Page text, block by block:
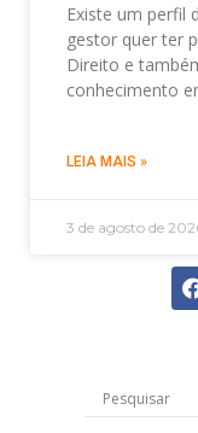
Existe um perfil
gestor quer ter
Direito e
conhecimento
LEIA MAIS »
3 de agosto de